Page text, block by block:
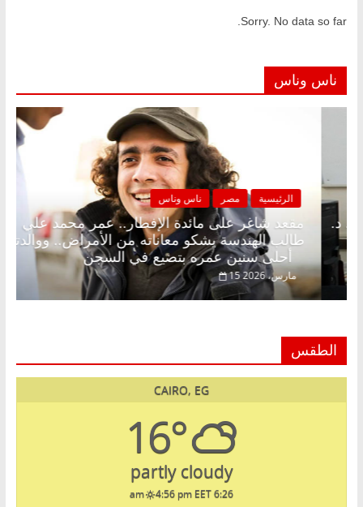
Sorry. No data so far.
ناس وناس
الرئيسية
مقعد شاغر على
طالب الهندسة
أحلى سنين عمره بتضيع في السجن
15 مارس، 2026
ناس وناس
الإفطار وبلكونة بلا زينة رمضان.. د.
خبير اقتصادي في انتظار حلم
الطقس
CAIRO, EG
16°
partly cloudy
6:26 am
4:56 pm EET